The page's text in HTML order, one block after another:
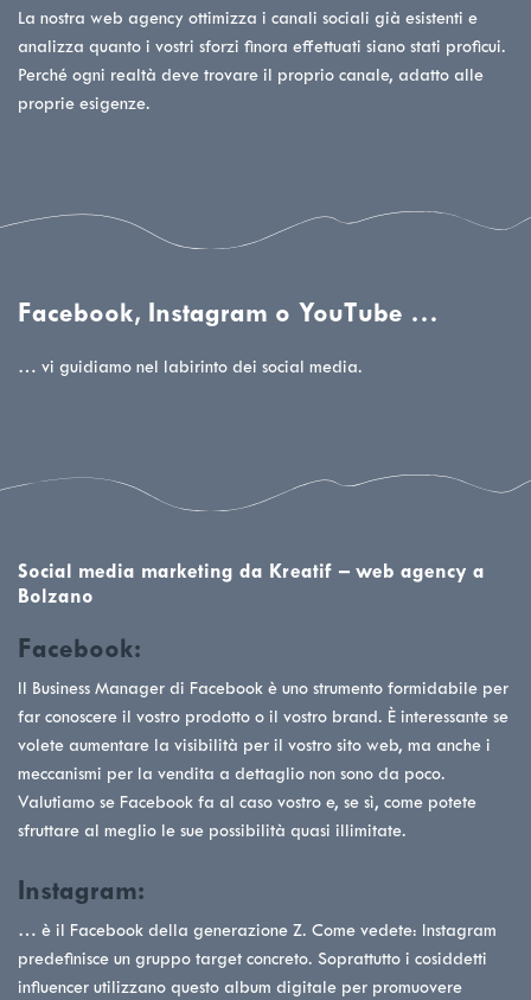
La nostra web agency ottimizza i canali sociali già esistenti e
analizza quanto i vostri sforzi finora effettuati siano stati proficui.
Perché ogni realtà deve trovare il proprio canale, adatto alle
proprie esigenze.
Facebook, Instagram o YouTube …
… vi guidiamo nel labirinto dei social media.
Social media marketing da Kreatif – web agency a
Bolzano
Facebook:
Il Business Manager di Facebook è uno strumento formidabile per
far conoscere il vostro prodotto o il vostro brand. È interessante se
volete aumentare la visibilità per il vostro sito web, ma anche i
meccanismi per la vendita a dettaglio non sono da poco.
Valutiamo se Facebook fa al caso vostro e, se sì, come potete
sfruttare al meglio le sue possibilità quasi illimitate.
Instagram:
… è il Facebook della generazione Z. Come vedete: Instagram
predefinisce un gruppo target concreto. Soprattutto i cosiddetti
influencer utilizzano questo album digitale per promuovere